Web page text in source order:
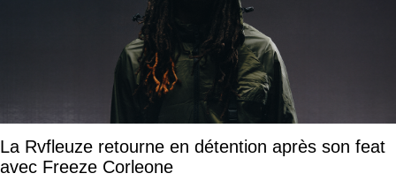
La Rvfleuze retourne en détention après son feat
avec Freeze Corleone